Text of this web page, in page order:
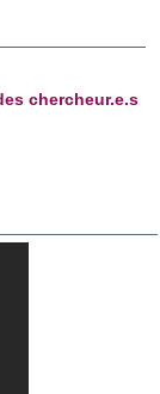
chercheur.e.s